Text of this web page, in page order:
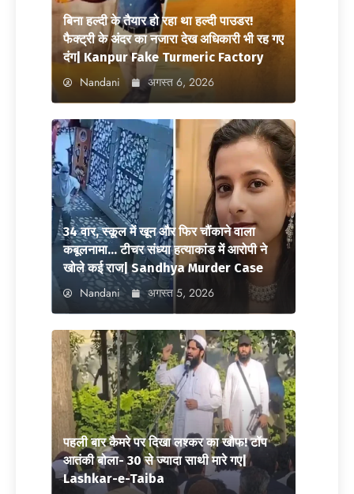
बिना हल्दी के तैयार हो रहा था हल्दी पाउडर!
फैक्ट्री के अंदर का नजारा देख अधिकारी भी रह गए
दंग| Kanpur Fake Turmeric Factory
Nandani अगस्त 6, 2026
34 वार, स्कूल में खून और फिर चौंकाने वाला
कबूलनामा… टीचर संध्या हत्याकांड में आरोपी ने
खोले कई राज| Sandhya Murder Case
Nandani अगस्त 5, 2026
पहली बार कैमरे पर दिखा लश्कर का खौफ! टॉप
आतंकी बोला- 30 से ज्यादा साथी मारे गए|
Lashkar-e-Taiba